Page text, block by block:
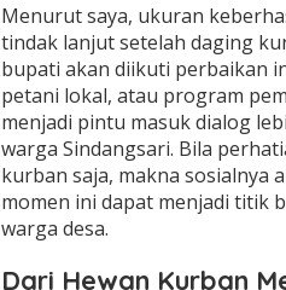
Menurut saya, ukuran
tindak lanjut setelah daging
bupati akan diikuti perbaikan
petani lokal, atau program
menjadi pintu masuk dialog
warga Sindangsari. Bila
kurban saja, makna sosialnya
momen ini dapat menjadi titik
warga desa.
Dari Hewan Kurban